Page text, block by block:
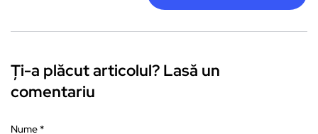
Ți-a plăcut articolul? Lasă un
comentariu
Nume *